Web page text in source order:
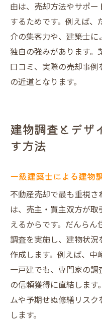
だんらん住宅
背景
プレミアム仲
加価値
口コミで広が
解説
失敗しないための
ト
大阪市北区で
悪評や口コミ
策を
買取と仲介の
を選択
不動産売却業
紹介
由は、売却方法やサポ
するためです。例えば
介の集客力や、建築士
独自の強みがあります
口コミ、実際の売却事
の近道となります。
建物調査とデザ
す方法
一級建築士による建物
不動産売却で最も重視
は、売主・買主双方が
えるからです。だんら
調査を実施し、建物状
作成します。例えば、中
一戸建でも、専門家の
の信頼獲得に直結しま
ムや予期せぬ修繕リス
します。